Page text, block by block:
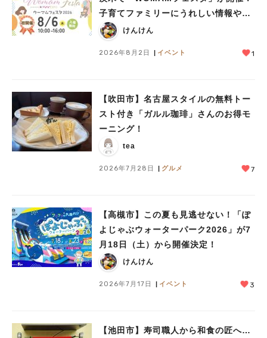
子育てファミリーにうれしい情報やプ
レゼントがいっぱい♪
けんけん
2026年8月2日 イベント 1
【吹田市】名古屋スタイルの無料トー
スト付き「ガルル珈琲」さんのお得モ
ーニング！
tea
2026年7月28日 グルメ 7
【高槻市】この夏も見逃せない！「ぽ
よじゃぶウォーターパーク2026」が7
月18日（土）から開催決定！
けんけん
2026年7月17日 イベント 3
【池田市】寿司職人から和食の匠へ…